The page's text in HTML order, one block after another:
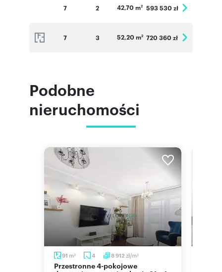
7 2 42,70 m2 593 530 zł
7 3 52,20 m2 720 360 zł
Podobne
nieruchomości
91 m2 4 8 912 zł/m2
Przestronne 4-pokojowe